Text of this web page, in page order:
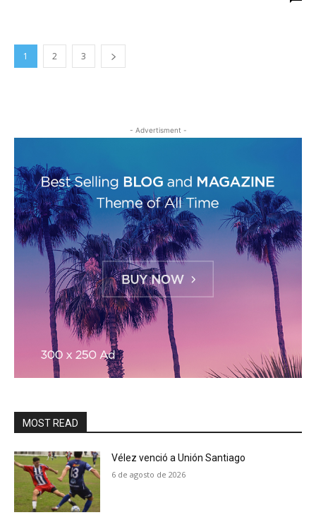
1 2 3
- Advertisment -
MOST READ
Vélez venció a Unión Santiago
6 de agosto de 2026